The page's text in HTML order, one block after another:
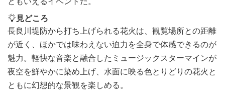
見どころ
長良川堤防から打ち上げられる花火は、観覧場所との距離
が近く、ほかでは味わえない迫力を全身で体感できるのが
魅力。軽快な音楽と融合したミュージックスターマインが
夜空を鮮やかに染め上げ、水面に映る色とりどりの花火と
ともに幻想的な景観を楽しめる。